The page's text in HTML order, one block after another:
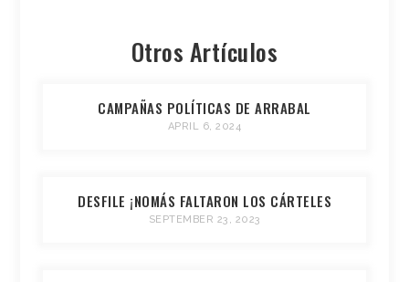
Otros Artículos
CAMPAÑAS POLÍTICAS DE ARRABAL
APRIL 6, 2024
DESFILE ¡NOMÁS FALTARON LOS CÁRTELES
SEPTEMBER 23, 2023